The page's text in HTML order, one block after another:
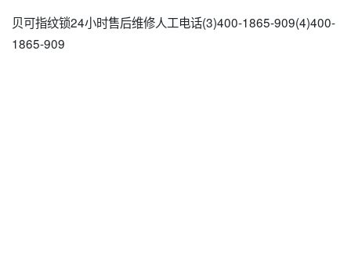
贝可指纹锁24小时售后维修人工电话(3)400-1865-909(4)400-
1865-909